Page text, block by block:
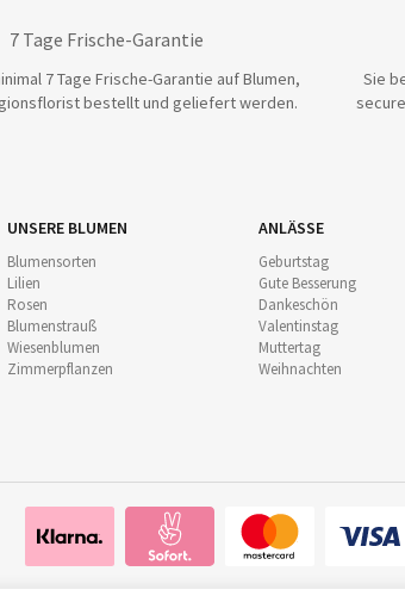
7 Tage Frische-Garantie
7 Tage Frische-Garantie auf Blumen,
bestellt und geliefert werden.
Sie
UNSERE BLUMEN
Blumensorten
Lilien
Rosen
Blumenstrauß
Wiesenblumen
Zimmerpflanzen
ANLÄSSE
Geburtstag
Gute Besserung
Dankeschön
Valentinstag
Muttertag
Weihnachten